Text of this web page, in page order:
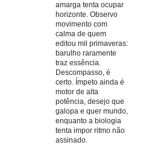
amarga tenta ocupar
horizonte. Observo
movimento com
calma de quem
editou mil primaveras:
barulho raramente
traz essência.
Descompasso, é
certo. Ímpeto ainda é
motor de alta
potência, desejo que
galopa e quer mundo,
enquanto a biologia
tenta impor ritmo não
assinado.